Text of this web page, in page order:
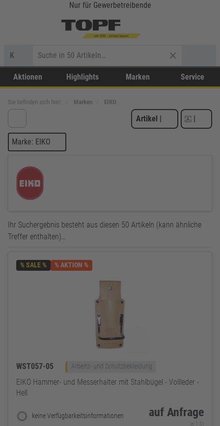
Nur für Gewerbetreibende
K
Aktionen Highlights Marken Service
Sie befinden sich hier: Marken EIKO
Artikel | |
Marke: EIKO
Ihr Suchergebnis besteht aus diesen 50 Artikeln (kann ähnliche
Treffer enthalten)…
% SALE % % AKTION %
WST057-05 Arbeits- und Schutzbekleidung
EIKO Hammer- und Messerhalter mit Stahlbügel - Vollleder -
Hell
keine Verfügbarkeitsinformationen auf Anfrage
je 1 St